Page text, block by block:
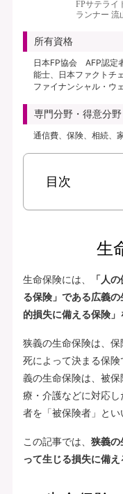
FPサテライ
ランナー 流
所有資格
日本FP協会 AFP認定
能士、日本ファクトチ
ファイナンシャル・
専門分野・得意分野
通信費、保険、相続、
目次
生
生命保険には、
「人
る保険」である広義
的損失に備える保険
狭義の生命保険は、
死によって決まる保
義の生命保険は、被
療・介護などに対応
者を「被保険者」とい
この記事では、 狭義の
って生じる損失に備